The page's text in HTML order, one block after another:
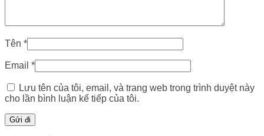
Tên *
Email *
Lưu tên của tôi, email, và trang web trong trình duyệt này
cho lần bình luận kế tiếp của tôi.